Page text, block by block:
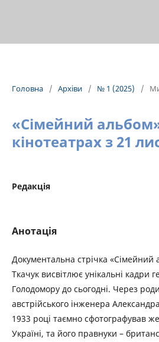
Головна / Архіви / № 1 (2025) /
«Сімейний
кінотеатрах з 21
Редакція
Анотація
Документальна стрічка
Ткачук висвітлює унікальні кадри
Голодомору до сьогодні. Через
австрійського інженера
1933 році таємно сфотографував
Україні, та його правнуки –